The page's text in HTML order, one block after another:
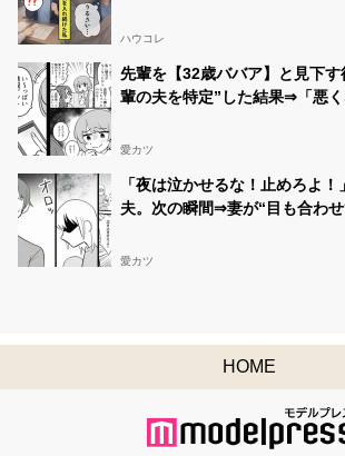
ハウコレ
先輩を【32歳ババア】と見下
輩の夫を特定”した結果⇒「悪
愛カツ
「夜は泣かせるな！止めろよ
夫。次の瞬間⇒妻が“目も合わ
愛カツ
HOME